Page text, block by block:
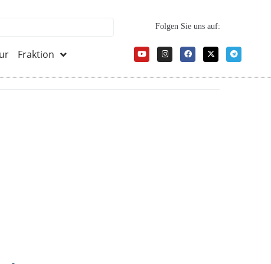
Fraktion
Folgen Sie uns auf: